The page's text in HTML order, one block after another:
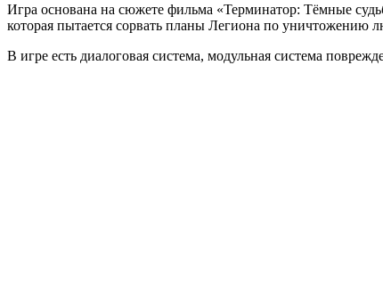
Игра основана на сюжете фильма «Терминатор: Тёмные
которая пытается сорвать планы Легиона по уничтожению
В игре есть диалоговая система, модульная система